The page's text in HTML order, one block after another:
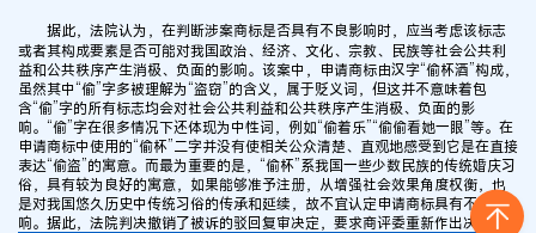
据此，法院认为，在判断涉案商标是否具有不良影响时，应当考虑该标志
或者其构成要素是否可能对我国政治、经济、文化、宗教、民族等社会公共利
益和公共秩序产生消极、负面的影响。该案中，申请商标由汉字“偷杯酒”构成，
虽然其中“偷”字多被理解为“盗窃”的含义，属于贬义词，但这并不意味着包
含“偷”字的所有标志均会对社会公共利益和公共秩序产生消极、负面的影
响。“偷”字在很多情况下还体现为中性词，例如“偷着乐”“偷偷看她一眼”等。在
申请商标中使用的“偷杯”二字并没有使相关公众清楚、直观地感受到它是在直接
表达“偷盗”的寓意。而最为重要的是，“偷杯”系我国一些少数民族的传统婚庆习
俗，具有较为良好的寓意，如果能够准予注册，从增强社会效果角度权衡，也
是对我国悠久历史中传统习俗的传承和延续，故不宜认定申请商标具有不良影
响。据此，法院判决撤销了被诉的驳回复审决定，要求商评委重新作出决定。